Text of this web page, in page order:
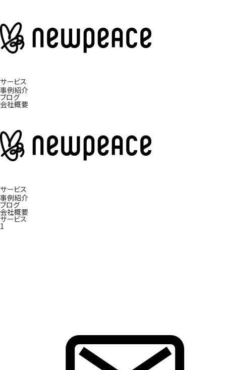
サービス
事例紹介
ブログ
会社概要
サービス
事例紹介
ブログ
会社概要
サービス
1